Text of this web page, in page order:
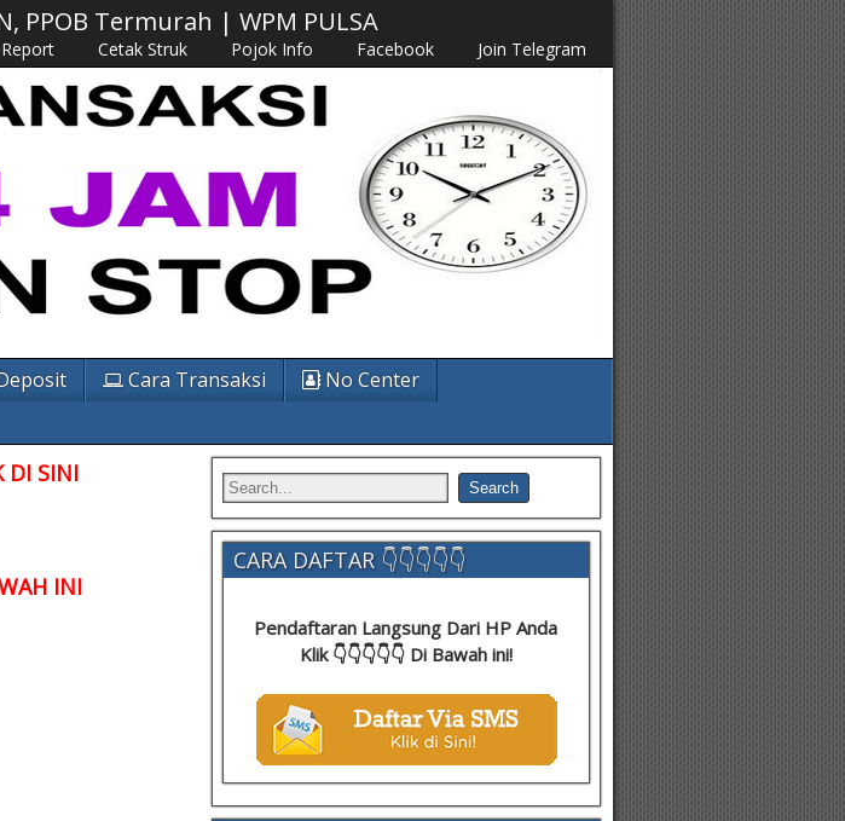
PPOB Termurah | WPM PULSA
Cetak Struk Pojok Info Facebook Join Telegram
Cara Transaksi
No Center
DI SINI
INI
CARA DAFTAR 👇👇👇👇👇
Pendaftaran Langsung Dari HP Anda
Klik 👇👇👇👇👇 Di Bawah ini!